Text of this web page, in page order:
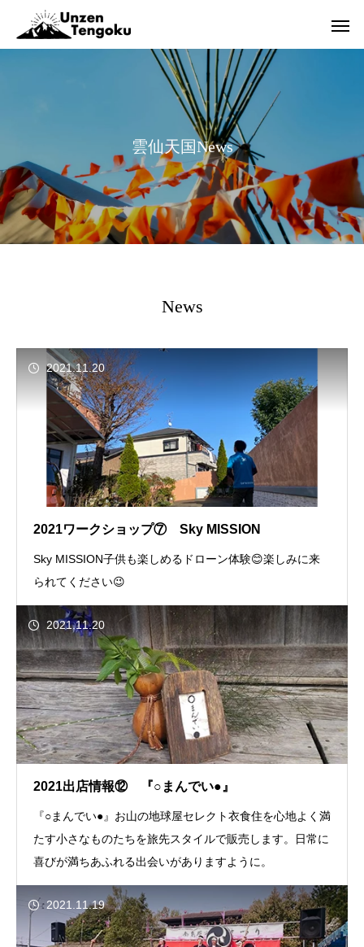
雲仙天国News
News
2021.11.20
2021ワークショップ⑦ Sky MISSION
Sky MISSION子供も楽しめるドローン体験😊楽しみに来
られてください😉
2021.11.20
2021出店情報⑫ 『○まんでい●』
『○まんでい●』お山の地球屋セレクト衣食住を心地よく満
たす小さなものたちを旅先スタイルで販売します。日常に
喜びが満ちあふれる出会いがありますように。
2021.11.19